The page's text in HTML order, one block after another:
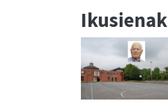
Ikusienak